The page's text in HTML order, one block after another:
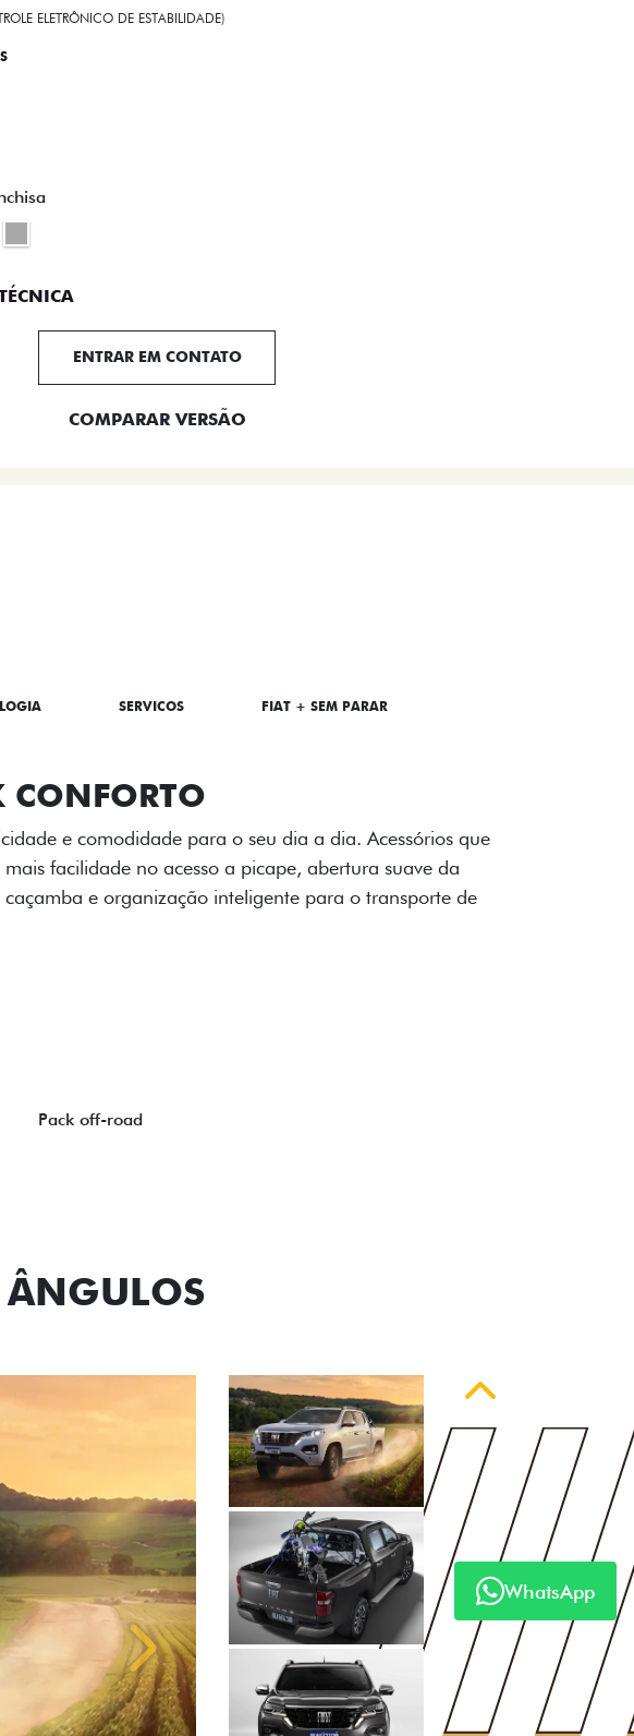
ELETRÔNICO DE ESTABILIDADE)
ENTRAR EM CONTATO
COMPARAR VERSÃO
SERVICOS FIAT + SEM PARAR
OFF-ROAD
picape para qualquer desafio. O Pack off-road combina
reboque para até 3,5 toneladas, alargadores de para-
oferecendo mais capacidade de reboque,
para a carroceria e um visual ainda mais imponente
Anterior
WhatsApp